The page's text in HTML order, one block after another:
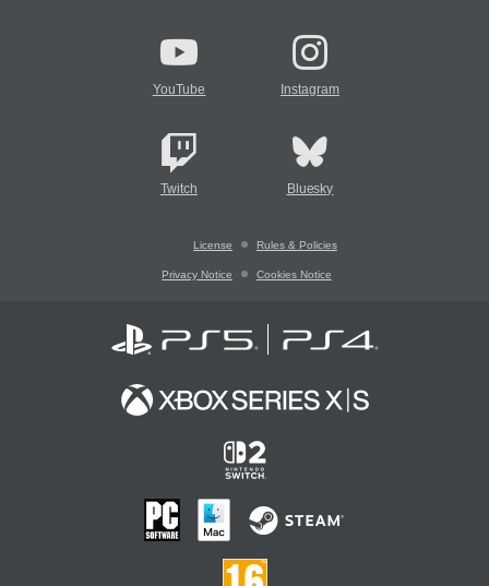
YouTube Instagram
Twitch Bluesky
License Rules & Policies
Privacy Notice Cookies Notice